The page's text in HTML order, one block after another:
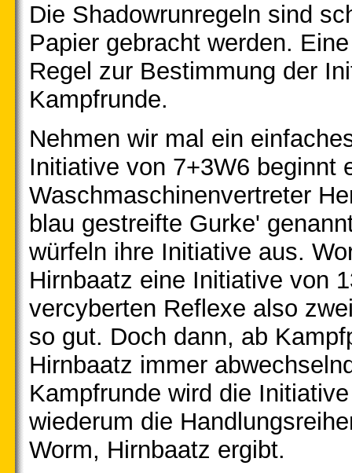
Die Shadowrunregeln sind
Papier gebracht werden.
Regel zur Bestimmung der
Kampfrunde.
Nehmen wir mal ein
Initiative von 7+3W6 beginnt
Waschmaschinenvertreter
blau gestreifte Gurke'
würfeln ihre Initiative aus.
Hirnbaatz eine Initiative von
vercyberten Reflexe also
so gut. Doch dann, ab
Hirnbaatz immer
Kampfrunde wird die
wiederum die
Worm, Hirnbaatz ergibt.